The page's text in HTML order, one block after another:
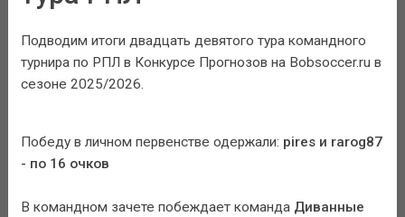
Подводим итоги двадцать девятого тура командного
турнира по РПЛ в Конкурсе Прогнозов на Bobsoccer.ru в
сезоне 2025/2026.
Победу в личном первенстве одержали: pires и rarog87
- по 16 очков
В командном зачете побеждает команда Диванные